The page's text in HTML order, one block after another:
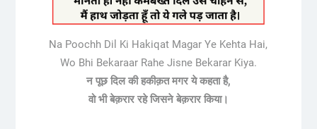
Na Poochh Dil Ki Hakiqat Magar Ye Kehta Hai,
Wo Bhi Bekaraar Rahe Jisne Bekarar Kiya.
न पूछ दिल की हकीक़त मगर ये कहता है,
वो भी बेक़रार रहे जिसने बेक़रार किया।